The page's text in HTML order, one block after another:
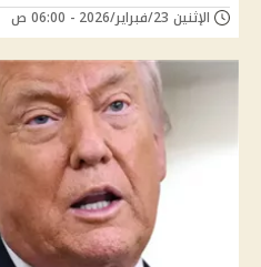
الإثنين 23/فبراير/2026 - 06:00 ص